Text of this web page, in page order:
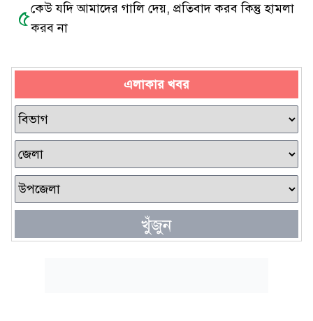
৫কেউ যদি আমাদের গালি দেয়, প্রতিবাদ করব কিন্তু হামলা
করব না
এলাকার খবর
খুঁজুন